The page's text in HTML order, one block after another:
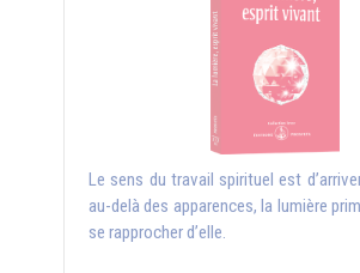
Le sens du travail spirituel est
au-delà des apparences, la lumière
se rapprocher d’elle.